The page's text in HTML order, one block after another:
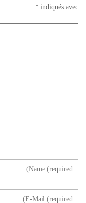
indiqués avec
*